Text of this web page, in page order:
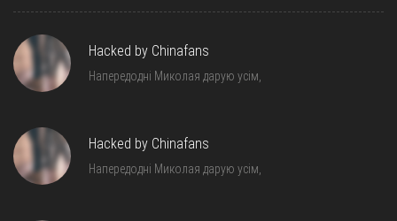
Hacked by Chinafans
Напередодні Миколая дарую усім,
Hacked by Chinafans
Напередодні Миколая дарую усім,